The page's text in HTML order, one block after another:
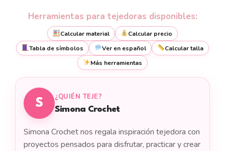
Herramientas para tejedoras disponibles:
Calcular material
Calcular precio
Tabla de símbolos
Ver en español
Calcular talla
Más herramientas
S
¿QUIÉN TEJE?
Simona Crochet
Simona Crochet nos regala inspiración tejedora con
proyectos pensados para disfrutar, practicar y crear